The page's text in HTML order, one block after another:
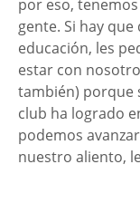
por eso,
gente. Si hay
educación, les
estar con
también) porque
club ha logrado
podemos
nuestro aliento,